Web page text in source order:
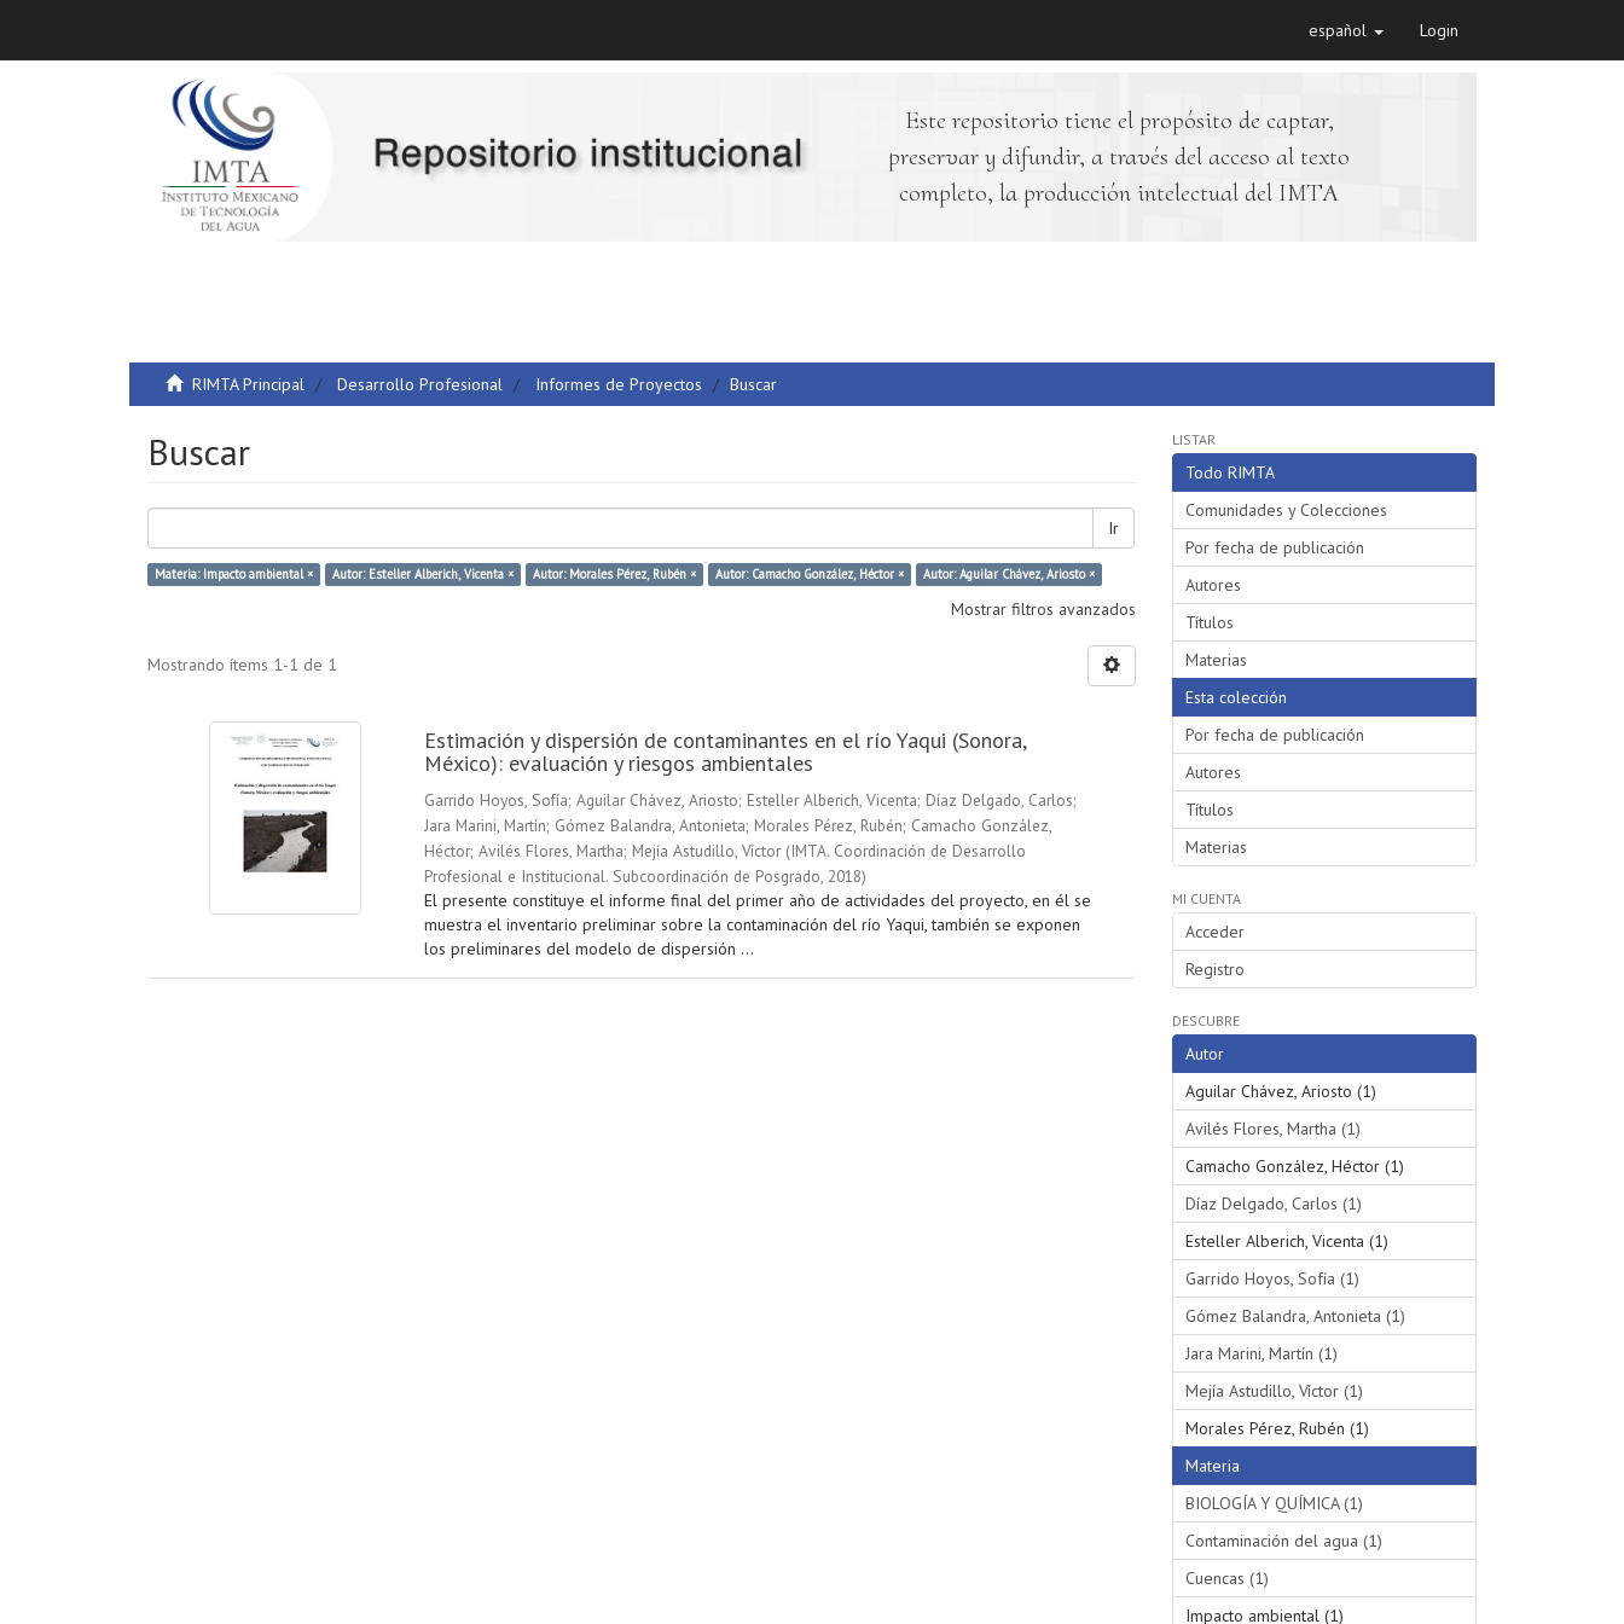
español Login
Este repositorio tiene el propósito de captar,
preservar y difundir, a través del acceso al texto
completo, la producción intelectual del IMTA
RIMTA Principal Desarrollo Profesional Informes de Proyectos Buscar
Buscar
Ir
Materia: Impacto ambiental × Autor: Esteller Alberich, Vicenta × Autor: Morales Pérez, Rubén × Autor: Camacho González, Héctor × Autor: Aguilar Chávez, Ariosto ×
Mostrar filtros avanzados
Mostrando ítems 1-1 de 1
Estimación y dispersión de contaminantes en el río Yaqui (Sonora,
México): evaluación y riesgos ambientales
Garrido Hoyos, Sofía; Aguilar Chávez, Ariosto; Esteller Alberich, Vicenta; Díaz Delgado, Carlos;
Jara Marini, Martín; Gómez Balandra, Antonieta; Morales Pérez, Rubén; Camacho González,
Héctor; Avilés Flores, Martha; Mejía Astudillo, Víctor (IMTA. Coordinación de Desarrollo
Profesional e Institucional. Subcoordinación de Posgrado, 2018)
El presente constituye el informe final del primer año de actividades del proyecto, en él se
muestra el inventario preliminar sobre la contaminación del río Yaqui, también se exponen
los preliminares del modelo de dispersión ...
LISTAR
Todo RIMTA
Comunidades y Colecciones
Por fecha de publicación
Autores
Títulos
Materias
Esta colección
Por fecha de publicación
Autores
Títulos
Materias
MI CUENTA
Acceder
Registro
DESCUBRE
Autor
Aguilar Chávez, Ariosto (1)
Avilés Flores, Martha (1)
Camacho González, Héctor (1)
Díaz Delgado, Carlos (1)
Esteller Alberich, Vicenta (1)
Garrido Hoyos, Sofía (1)
Gómez Balandra, Antonieta (1)
Jara Marini, Martín (1)
Mejía Astudillo, Víctor (1)
Morales Pérez, Rubén (1)
Materia
BIOLOGÍA Y QUÍMICA (1)
Contaminación del agua (1)
Cuencas (1)
Impacto ambiental (1)